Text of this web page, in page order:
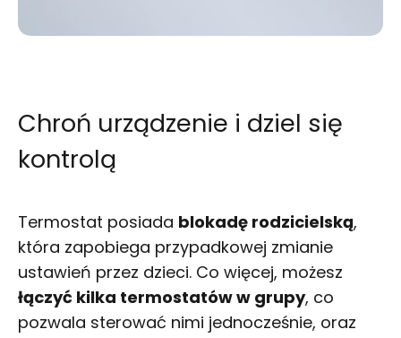
Chroń urządzenie i dziel się
kontrolą
Termostat posiada blokadę rodzicielską,
która zapobiega przypadkowej zmianie
ustawień przez dzieci. Co więcej, możesz
łączyć kilka termostatów w grupy, co
pozwala sterować nimi jednocześnie, oraz